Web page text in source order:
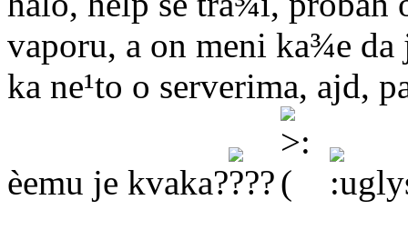
vaporu, a on meni ka¾e
ka ne¹to o serverima, ajd,
èemu je kvaka?